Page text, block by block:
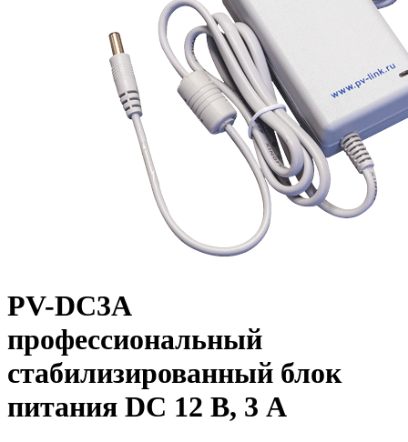
PV-DC3A
профессиональный
стабилизированный блок
питания DC 12 В, 3 A